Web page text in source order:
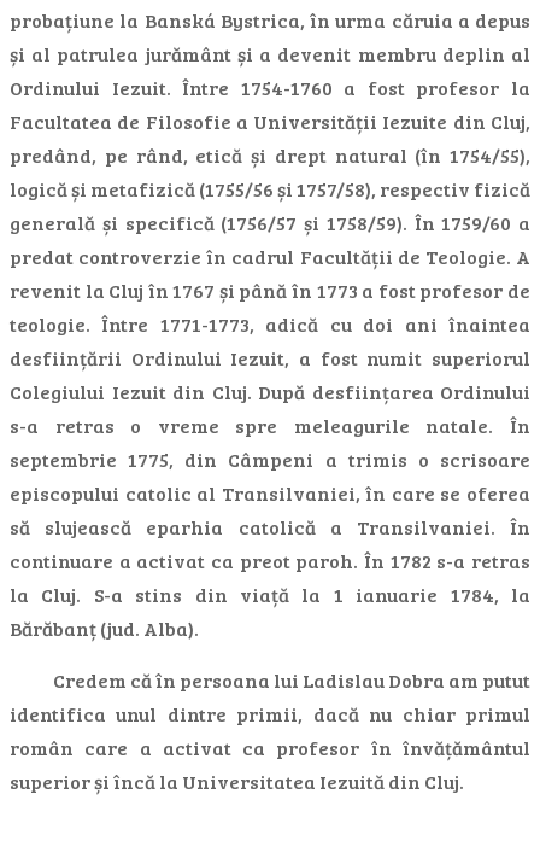
probațiune la Banská Bystrica, în urma căruia a depus
și al patrulea jurământ și a devenit membru deplin al
Ordinului Iezuit. Între 1754-1760 a fost profesor la
Facultatea de Filosofie a Universității Iezuite din Cluj,
predând, pe rând, etică și drept natural (în 1754/55),
logică și metafizică (1755/56 și 1757/58), respectiv fizică
generală și specifică (1756/57 și 1758/59). În 1759/60 a
predat controverzie în cadrul Facultății de Teologie. A
revenit la Cluj în 1767 și până în 1773 a fost profesor de
teologie. Între 1771-1773, adică cu doi ani înaintea
desființării Ordinului Iezuit, a fost numit superiorul
Colegiului Iezuit din Cluj. După desființarea Ordinului
s-a retras o vreme spre meleagurile natale. În
septembrie 1775, din Câmpeni a trimis o scrisoare
episcopului catolic al Transilvaniei, în care se oferea
să slujească eparhia catolică a Transilvaniei. În
continuare a activat ca preot paroh. În 1782 s-a retras
la Cluj. S-a stins din viață la 1 ianuarie 1784, la
Bărăbanț (jud. Alba).
Credem că în persoana lui Ladislau Dobra am putut
identifica unul dintre primii, dacă nu chiar primul
român care a activat ca profesor în învățământul
superior și încă la Universitatea Iezuită din Cluj.